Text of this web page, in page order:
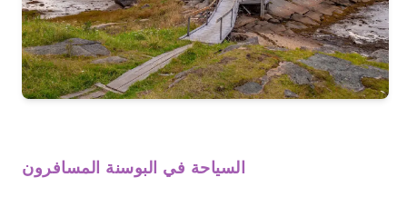
السياحة في البوسنة المسافرون